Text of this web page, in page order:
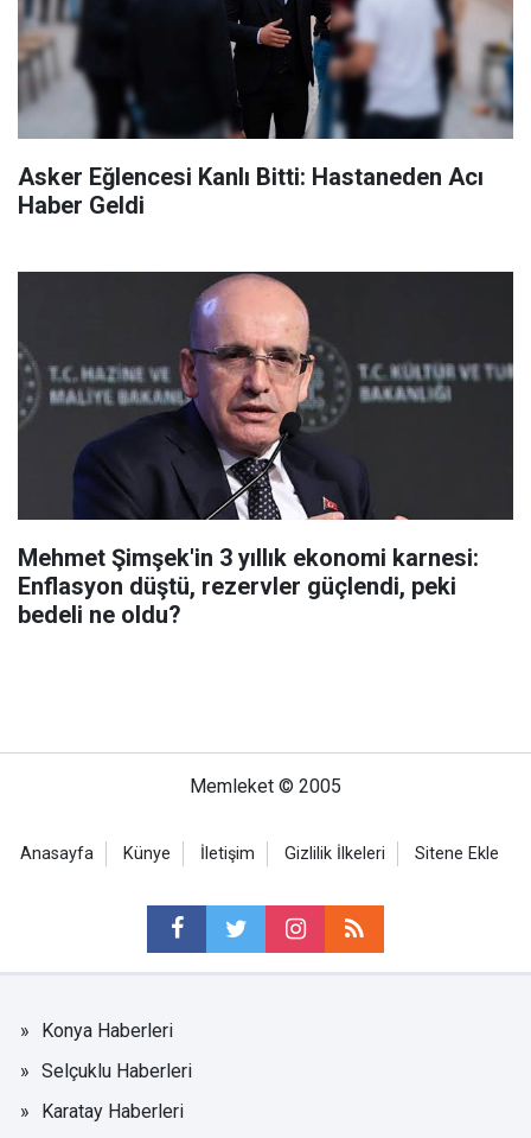
Asker Eğlencesi Kanlı Bitti: Hastaneden Acı
Haber Geldi
Mehmet Şimşek'in 3 yıllık ekonomi karnesi:
Enflasyon düştü, rezervler güçlendi, peki
bedeli ne oldu?
Memleket © 2005
Anasayfa Künye İletişim Gizlilik İlkeleri Sitene Ekle
Konya Haberleri
Selçuklu Haberleri
Karatay Haberleri